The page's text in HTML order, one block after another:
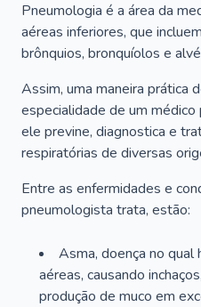
Pneumologia é a área da
aéreas inferiores, que
brônquios, bronquíolos e
Assim, uma maneira prática
especialidade de um
ele previne, diagnostica e
respiratórias de diversas
Entre as enfermidades e
pneumologista trata, estão:
Asma, doença no qual
aéreas, causando
produção de muco em